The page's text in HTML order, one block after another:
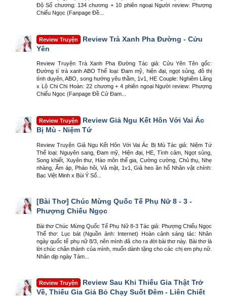
Độ Số chương: 134 chương + 10 phiên ngoại Người review: Phượng
Chiếu Ngọc (Fanpage Đề...
Review Truyện
Review Trà Xanh Pha Đường - Cửu
Yên
Review Truyện Trà Xanh Pha Đường Tác giả: Cửu Yên Tên gốc:
Đường tí trà xanh ABO Thể loại: Đam mỹ, hiện đại, ngọt sủng, đô thị
tình duyên, ABO, song hướng yêu thầm, 1v1, HE Couple: Nghiêm Lãng
x Lộ Chi Chi Hoàn: 22 chương + 4 phiên ngoại Người review: Phượng
Chiếu Ngọc (Fanpage Đề Cử Đam...
Review Truyện
Review Giả Ngu Kết Hôn Với Vai Ác
Bị Mù - Niệm Tứ
Review Truyện Giả Ngu Kết Hôn Với Vai Ác Bị Mù Tác giả: Niệm Tứ
Thể loại: Nguyên sang, Đam mỹ, Hiện đại, HE, Tình cảm, Ngọt sủng,
Song khiết, Xuyên thư, Hào môn thế gia, Cường cường, Chủ thụ, Nhẹ
nhàng, Ấm áp, Pháo hôi, Vả mặt, 1v1, Giả heo ăn hổ Nhân vật chính:
Bạc Việt Minh x Bùi Ý Số...
[Bài Thơ] Chúc Mừng Quốc Tế Phụ Nữ 8 - 3 -
Phượng Chiếu Ngọc
Bài thơ Chúc Mừng Quốc Tế Phụ Nữ 8-3 Tác giả: Phượng Chiếu Ngọc
Thể thơ: Lục bát (Nguồn ảnh: Internet) Hoàn cảnh sáng tác: Nhân
ngày quốc tế phụ nữ 8/3, nên mình đã cho ra đời bài thơ này. Bài thơ là
lời chúc chân thành của mình, muốn dành tặng cho các chị em phụ nữ.
Nhân dịp ngày Tám...
Review Truyện
Review Sau Khi Thiếu Gia Thật Trở
Về, Thiếu Gia Giả Bỏ Chạy Suốt Đêm - Liên Chiết